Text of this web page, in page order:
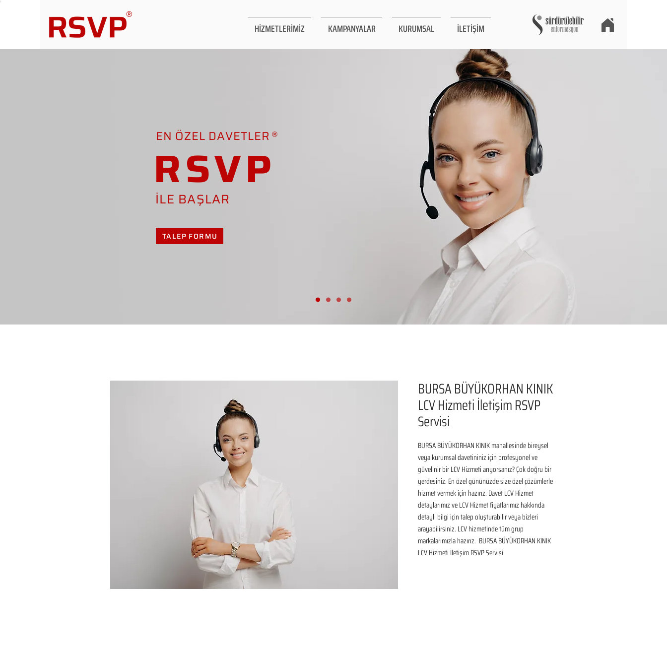
HİZMETLERİMİZ KAMPANYALAR KURUMSAL İLETİŞİM
EN ÖZEL DAVETLER
RSVP
İLE BAŞLAR
TALEP FORMU
BURSA BÜYÜKORHAN KINIK
LCV Hizmeti İletişim RSVP
Servisi
BURSA BÜYÜKORHAN KINIK mahallesinde bireysel
veya kurumsal davetininiz için profesyonel ve
güvelinir bir LCV Hizmeti arıyorsanız? Çok doğru bir
yerdesiniz. En özel gününüzde size özel çözümlerle
hizmet vermek için hazırız. Davet LCV Hizmet
detaylarımız ve LCV Hizmet fiyatlarımız hakkında
detaylı bilgi için talep oluşturabilir veya bizleri
arayabilirsiniz. LCV hizmetinde tüm grup
markalarımızla hazırız.  BURSA BÜYÜKORHAN KINIK
LCV Hizmeti İletişim RSVP Servisi